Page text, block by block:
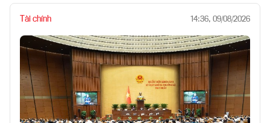
Tài chính 14:36, 09/08/2026